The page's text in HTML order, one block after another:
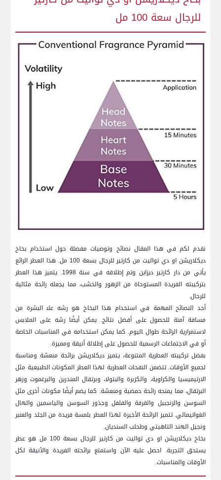
للرجال سعة​ 100 مل
نقدم لكم في هذا المقال نصائح وتوصيات مفصلة⁢ حول استخدام بخاخ
ديكلاريشن او⁣ دي ⁣تواليت من كارتير للرجال بسعة 100 مل. هذا العطر الرائع
يأتي من دار كارتير ديزاين ​وتم إطلاقه في سنة 1998. يتميز هذا العطر
بتركيبته الفريدة المستوحاة‌ من الزهور ‍والخشب، مما يجعله رائحة مثالية
للرجال.
أحد ​النصائح المهمة ⁢في استخدام هذا البخاخ هو رشه على‍ البشرة من
مسافة آمنة للحصول ⁢على أفضل نتائج. يمكن أيضًا رشه على الملابس
لاستمرارية الرائحة طوال ‍اليوم. كما يمكن استخدامه في المناسبات الخاصة
أو في الاجتماعات الرسمية⁢ للحصول على إطلالة أنيقة ومميزة.
بفضل تركيبته العطرية المتنوعة، يتميز⁣ ديكلاريشن برائحة منعشة ومناسبة
لجميع الأوقات. تتضمن النفحات العطرية‍ لهذا العطر المكونات الطبيعية ‌مثل
الارتيميسيا‍ والكراوية، والكزبرة والبتولا، وبرتقال المندرين والبرغموت وزهر
البرتقال، مما⁢ يمنحه رائحة حمضية ومنعشة. كما يضم أيضًا مكونات أخرى ⁣مثل
السوسن والزنجبيل والقرفة والفلفل وجذور السوسن⁣ والياسمين والهال
الغواتيمالي. تتميز الرائحة الأخيرة‍ لهذا العطر بلمسة فريدة من الجلد والعنبر‌
ونجيل الهند التاهيتي ⁣وطحلب السنديان.
بخاخ ⁤ديكلاريشن او‍ دي تواليت من ⁣كارتير للرجال بسعة 100 مل هو عطر
يستحق التجربة. احصل عليه الآن واستمتع برائحته الفريدة والأنيقة لكل
الأوقات والمناسبات.